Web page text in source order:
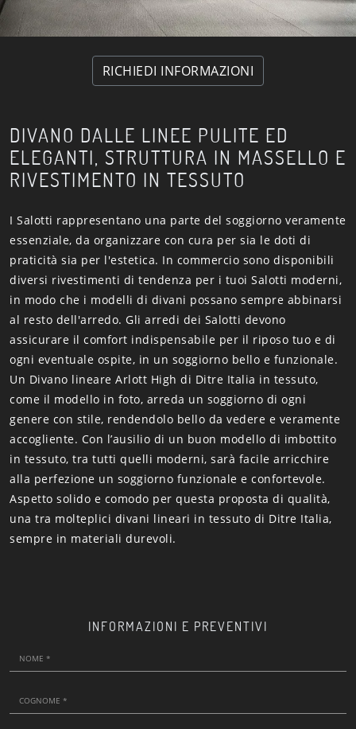
RICHIEDI INFORMAZIONI
DIVANO DALLE LINEE PULITE ED
ELEGANTI, STRUTTURA IN MASSELLO E
RIVESTIMENTO IN TESSUTO
I Salotti rappresentano una parte del soggiorno veramente
essenziale, da organizzare con cura per sia le doti di
praticità sia per l'estetica. In commercio sono disponibili
diversi rivestimenti di tendenza per i tuoi Salotti moderni,
in modo che i modelli di divani possano sempre abbinarsi
al resto dell'arredo. Gli arredi dei Salotti devono
assicurare il comfort indispensabile per il riposo tuo e di
ogni eventuale ospite, in un soggiorno bello e funzionale.
Un Divano lineare Arlott High di Ditre Italia in tessuto,
come il modello in foto, arreda un soggiorno di ogni
genere con stile, rendendolo bello da vedere e veramente
accogliente. Con l’ausilio di un buon modello di imbottito
in tessuto, tra tutti quelli moderni, sarà facile arricchire
alla perfezione un soggiorno funzionale e confortevole.
Aspetto solido e comodo per questa proposta di qualità,
una tra molteplici divani lineari in tessuto di Ditre Italia,
sempre in materiali durevoli.
INFORMAZIONI E PREVENTIVI